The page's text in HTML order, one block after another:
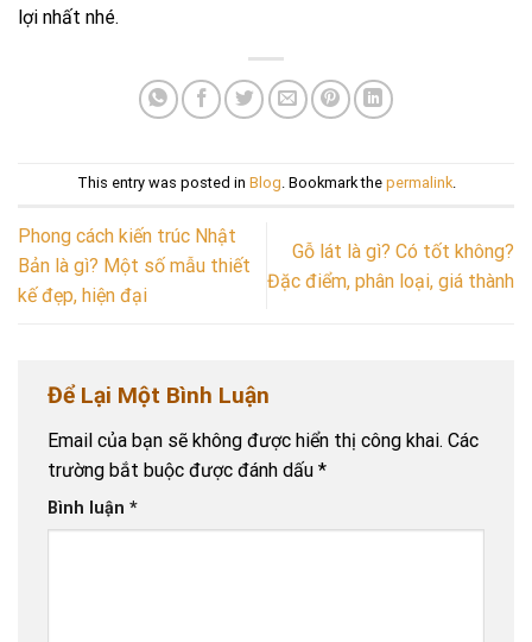
lợi nhất nhé.
This entry was posted in Blog. Bookmark the permalink.
Phong cách kiến trúc Nhật
Bản là gì? Một số mẫu thiết
kế đẹp, hiện đại
Gỗ lát là gì? Có tốt không?
Đặc điểm, phân loại, giá thành
Để Lại Một Bình Luận
Email của bạn sẽ không được hiển thị công khai. Các
trường bắt buộc được đánh dấu *
Bình luận *